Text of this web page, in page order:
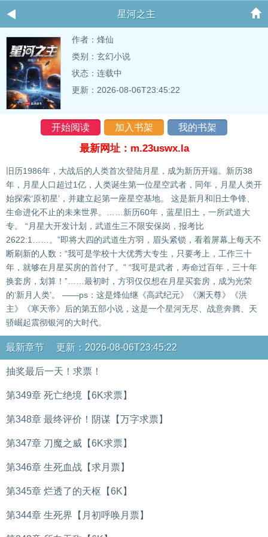
星河之主
作者： 烽仙
类别：玄幻小说
状态：连载中
更新：2026-08-06T23:45:22
开始阅读 加入书架 我的书架
最新网址：m.23uswx.la
旧历1986年，大战后的人类首次登陆月星，成为新历开端。新历38
年，月星人口超过1亿，人类诞生第一位星空武者，同年，月星人类开
始探索‘原初星’，并建立起第一座星空基地。 这是新月和旧土争锋、
生命进化不止的未来世界。……新历60年，蓝星旧土，一所武道大
专。 “月星大开发计划，武道生三不限安保岗，报考比
2622:1……。”即将大四的武道生方羽，眉头紧锁，看着屏幕上每天不
断刷新的人数：“我可是学校十大优秀大专生，只要考上，工作三十
年，就够在月星买房的首付了。” “我可是武者，寿命过百年，三十年
换套房，划算！”……最初时，方羽仅仅想在月星买套房，成为光荣
的‘新月人类’。 ——ps：这是烽仙继《高武纪元》《渊天尊》《洪
主》《寒天帝》后的第五部小说，这是一个星河无尽、战意奔腾、天
骄崛起震彻银河的大时代。
最新章节 更新：2026-08-06T23:45:22
抽奖最后一天！求票！
第349章 死亡绝境【6K求票】
第348章 最终评价！阴谋【万字求票】
第347章 刀魔之威【6K求票】
第346章 生死血战【求月票】
第345章 烂透了的天枢【6K】
第344章 生死界【月初呼唤月票】